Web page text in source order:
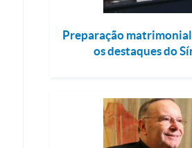
Preparação
os destaques do